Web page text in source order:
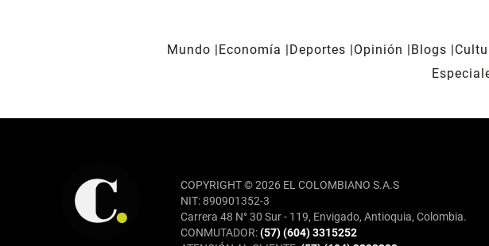
Mundo Economía Deportes Opinión Blogs
COPYRIGHT © 2026 EL COLOMBIANO S.A.S
NIT: 890901352-3
Carrera 48 N° 30 Sur - 119, Envigado, Antioquia, Colombia.
CONMUTADOR:(57) (604) 3315252